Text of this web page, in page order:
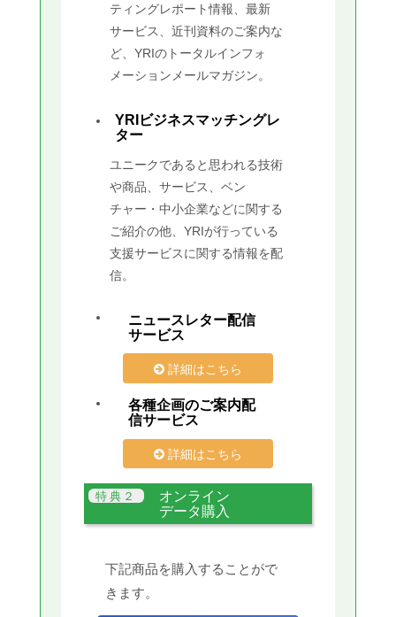
ティングレポート情報、最新
サービス、近刊資料のご案内な
ど、YRIのトータルインフォ
メーションメールマガジン。
YRIビジネスマッチングレ
ター
ユニークであると思われる技術
や商品、サービス、ベン
チャー・中小企業などに関する
ご紹介の他、YRIが行っている
支援サービスに関する情報を配
信。
ニュースレター配信
サービス
詳細はこちら
各種企画のご案内配
信サービス
詳細はこちら
オンライン
データ購入
下記商品を購入することがで
きます。